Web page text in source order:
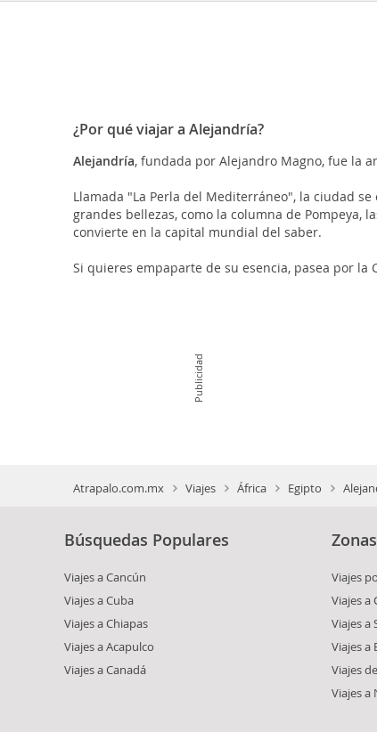
¿Por qué viajar a Alejandría?
Alejandría, fundada por Alejandro Magno, fue la
Llamada "La Perla del Mediterráneo", la ciudad
grandes bellezas, como la columna de Pompeya,
convierte en la capital mundial del saber.
Si quieres empaparte de su esencia, pasea por
Publicidad
Atrapalo.com.mx Viajes África Egipto
Búsquedas Populares
Viajes a Cancún
Viajes a Cuba
Viajes a Chiapas
Viajes a Acapulco
Viajes a Canadá
Viajes
Viajes a
Viajes a
Viajes a
Viajes
Viajes a